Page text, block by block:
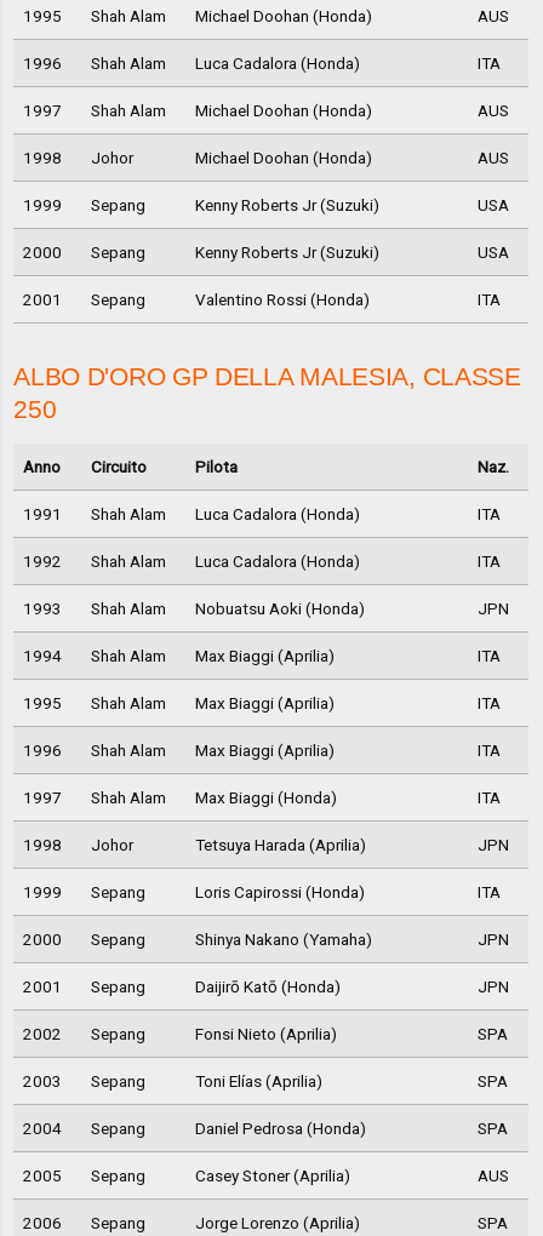
1995 Shah Alam Michael Doohan (Honda) AUS
1996 Shah Alam Luca Cadalora (Honda) ITA
1997 Shah Alam Michael Doohan (Honda) AUS
1998 Johor Michael Doohan (Honda) AUS
1999 Sepang Kenny Roberts Jr (Suzuki) USA
2000 Sepang Kenny Roberts Jr (Suzuki) USA
2001 Sepang Valentino Rossi (Honda) ITA
ALBO D'ORO GP DELLA MALESIA, CLASSE
250
Anno Circuito Pilota Naz.
1991 Shah Alam Luca Cadalora (Honda) ITA
1992 Shah Alam Luca Cadalora (Honda) ITA
1993 Shah Alam Nobuatsu Aoki (Honda) JPN
1994 Shah Alam Max Biaggi (Aprilia) ITA
1995 Shah Alam Max Biaggi (Aprilia) ITA
1996 Shah Alam Max Biaggi (Aprilia) ITA
1997 Shah Alam Max Biaggi (Honda) ITA
1998 Johor Tetsuya Harada (Aprilia) JPN
1999 Sepang Loris Capirossi (Honda) ITA
2000 Sepang Shinya Nakano (Yamaha) JPN
2001 Sepang Daijirō Katō (Honda) JPN
2002 Sepang Fonsi Nieto (Aprilia) SPA
2003 Sepang Toni Elías (Aprilia) SPA
2004 Sepang Daniel Pedrosa (Honda) SPA
2005 Sepang Casey Stoner (Aprilia) AUS
2006 Sepang Jorge Lorenzo (Aprilia) SPA